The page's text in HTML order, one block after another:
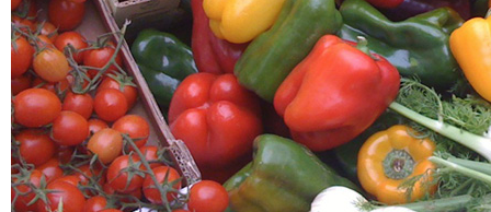
la
Salud
Pro
Contras
Hospitales,
Cuidado
de
la